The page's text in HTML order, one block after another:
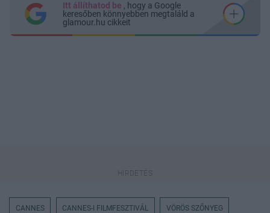
Itt állíthatod be , hogy a Google
keresőben könnyebben megtaláld a
glamour.hu cikkeit
CANNES CANNES-I FILMFESZTIVÁL VÖRÖS SZŐNYEG